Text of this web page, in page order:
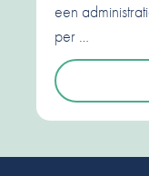
een
per …